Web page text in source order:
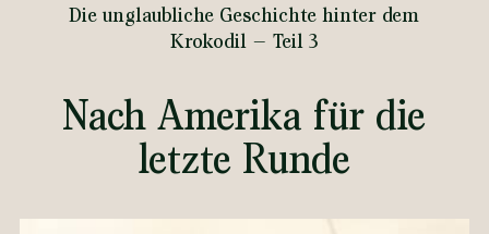
Die unglaubliche Geschichte hinter dem
Krokodil – Teil 3
Nach Amerika für die
letzte Runde